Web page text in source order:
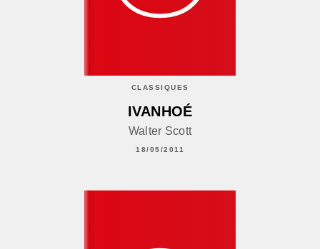
CLASSIQUES
IVANHOÉ
Walter Scott
18/05/2011